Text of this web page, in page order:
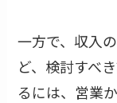
一方で、収入
ど、検討すべ
るには、営業